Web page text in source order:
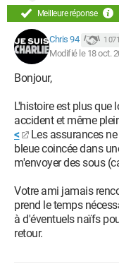
Meilleure réponse
Chris 94 1 071
Modifié le 18 oct.
Bonjour,
L'histoire est plus que
accident et même
<
Les assurances
bleue coincée dans
m'envoyer des sous
Votre ami jamais
prend le temps
à d'éventuels naïfs
retour.